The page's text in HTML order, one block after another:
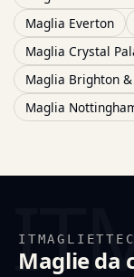
Maglia Everton
Maglia Crystal
Maglia Brighton
Maglia
Maglie da